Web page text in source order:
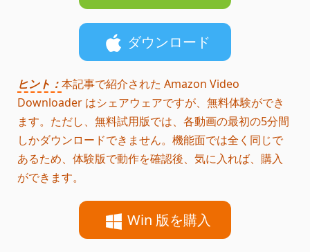
ダウンロード
ヒント：本記事で紹介された Amazon Video
Downloader はシェアウェアですが、無料体験ができ
ます。ただし、無料試用版では、各動画の最初の5分間
しかダウンロードできません。機能面では全く同じで
あるため、体験版で動作を確認後、気に入れば、購入
ができます。
Win 版を購入